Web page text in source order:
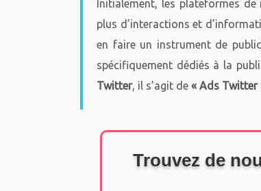
Initialement, les plateformes
plus d’interactions et
en faire un instrument de
spécifiquement dédiés à la
Twitter, il s’agit de « Ads Twitter
Trouvez de